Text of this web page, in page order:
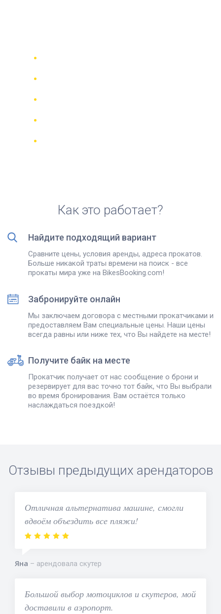
Как это работает?
Найдите подходящий вариант
Сравните цены, условия аренды, адреса прокатов.
Больше никакой траты времени на поиск - все
прокаты мира уже на BikesBooking.com!
Забронируйте онлайн
Мы заключаем договора с местными прокатчиками и
предоставляем Вам специальные цены. Наши цены
всегда равны или ниже тех, что Вы найдете на месте!
Получите байк на месте
Прокатчик получает от нас сообщение о брони и
резервирует для вас точно тот байк, что Вы выбрали
во время бронирования. Вам остаётся только
наслаждаться поездкой!
Отзывы предыдущих арендаторов
Отличная альтернатива машине, смогли
вдвоём объездить все пляжи!
Яна арендовала скутер
Большой выбор мотоциклов и скутеров, мой
доставили в аэропорт.